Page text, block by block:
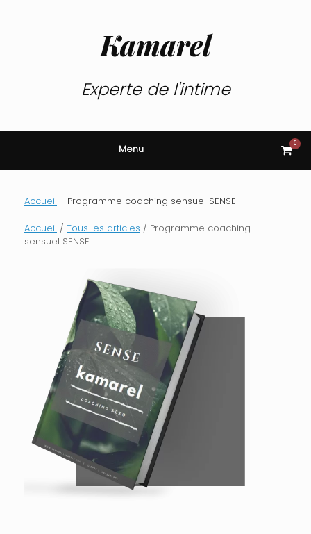
Kamarel
Experte de l'intime
Menu View
cart
0
Accueil - Programme coaching sensuel SENSE
Accueil / Tous les articles / Programme coaching
sensuel SENSE